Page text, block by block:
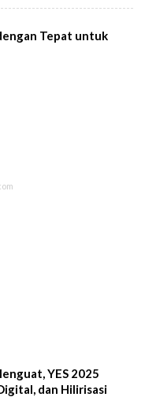
Tepat untuk
YES 2025
dan Hilirisasi